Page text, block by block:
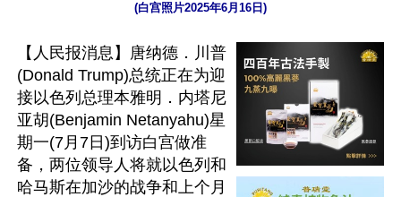
(白宫照片2025年6月16日)
【人民报消息】唐纳德．川普
(Donald Trump)总统正在为迎
接以色列总理本雅明．内塔尼
亚胡(Benjamin Netanyahu)星
期一(7月7日)到访白宫做准
备，两位领导人将就以色列和
哈马斯在加沙的战争和上个月